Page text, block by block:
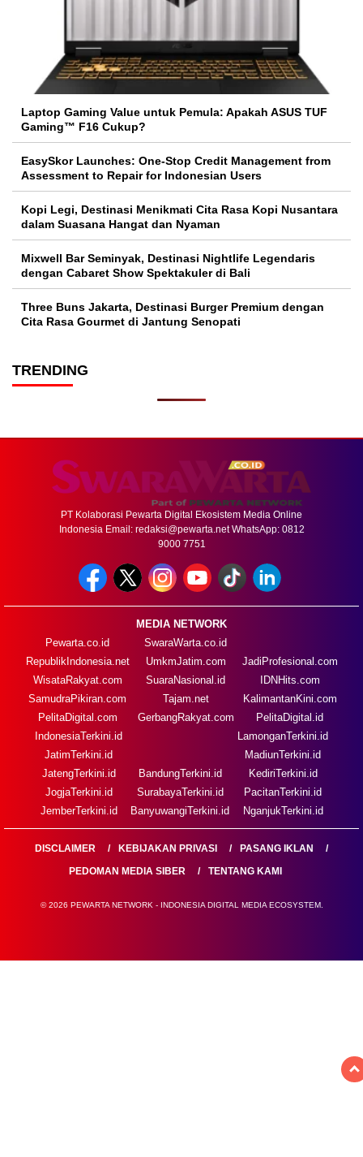
Laptop Gaming Value untuk Pemula: Apakah ASUS TUF
Gaming™ F16 Cukup?
EasySkor Launches: One-Stop Credit Management from
Assessment to Repair for Indonesian Users
Kopi Legi, Destinasi Menikmati Cita Rasa Kopi Nusantara
dalam Suasana Hangat dan Nyaman
Mixwell Bar Seminyak, Destinasi Nightlife Legendaris
dengan Cabaret Show Spektakuler di Bali
Three Buns Jakarta, Destinasi Burger Premium dengan
Cita Rasa Gourmet di Jantung Senopati
TRENDING
PT Kolaborasi Pewarta Digital Ekosistem Media Online
Indonesia Email: redaksi@pewarta.netWhatsApp: 0812
9000 7751
MEDIA NETWORK
Pewarta.co.id
RepublikIndonesia.net
WisataRakyat.com
SamudraPikiran.com
PelitaDigital.com
SwaraWarta.co.id
UmkmJatim.com
SuaraNasional.id
Tajam.net
GerbangRakyat.com
JadiProfesional.com
IDNHits.com
KalimantanKini.com
PelitaDigital.id
IndonesiaTerkini.id
JatimTerkini.id
JatengTerkini.id
JogjaTerkini.id
JemberTerkini.id
BandungTerkini.id
SurabayaTerkini.id
BanyuwangiTerkini.id
LamonganTerkini.id
MadiunTerkini.id
KediriTerkini.id
PacitanTerkini.id
NganjukTerkini.id
DISCLAIMER KEBIJAKAN PRIVASI
PASANG IKLAN
PEDOMAN MEDIA SIBER
TENTANG KAMI
© 2026 PEWARTA NETWORK - INDONESIA DIGITAL MEDIA ECOSYSTEM.